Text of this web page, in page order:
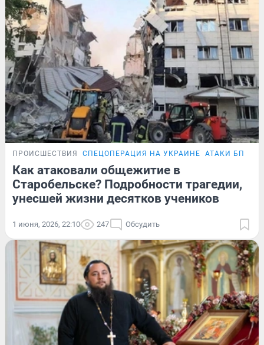
ПРОИСШЕСТВИЯ СПЕЦОПЕРАЦИЯ НА УКРАИНЕ АТАКИ БПЛА
Как атаковали общежитие в
Старобельске? Подробности трагедии,
унесшей жизни десятков учеников
1 июня, 2026, 22:10 247 Обсудить